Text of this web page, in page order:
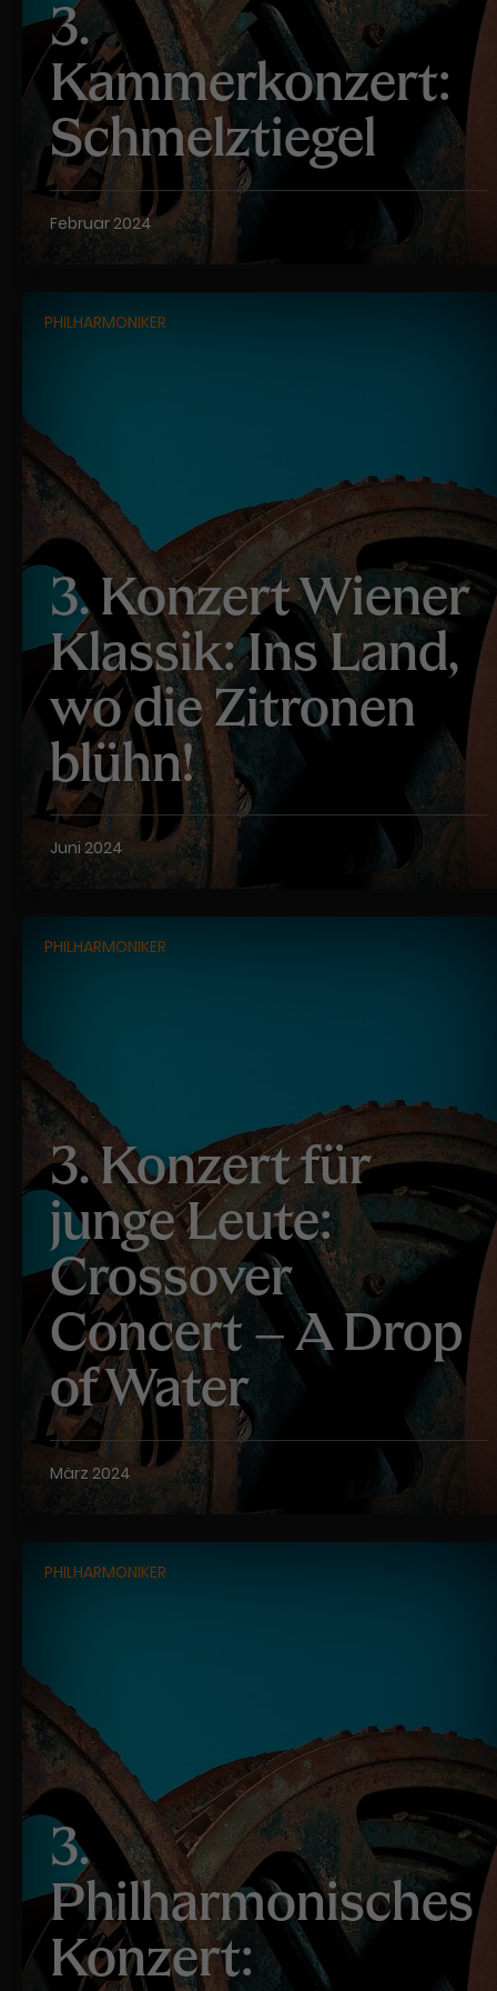
3.
Kammerkonzert:
Schmelztiegel
Februar 2024
PHILHARMONIKER
3. Konzert Wiener
Klassik: Ins Land,
wo die Zitronen
blühn!
Juni 2024
PHILHARMONIKER
3. Konzert für
junge Leute:
Crossover
Concert – A Drop
of Water
März 2024
PHILHARMONIKER
3.
Philharmonisches
Konzert: